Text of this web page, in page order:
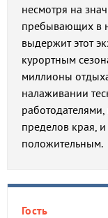
несмотря на
пребывающих в
выдержит этот
курортным
миллионы
налаживании
пределов края,
положительным.
Гость